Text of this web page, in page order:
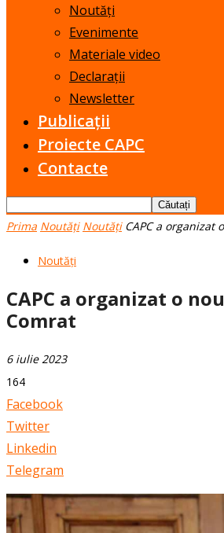
Noutăți
Evenimente
Materiale video
Declarații
Newsletter
Publicații
Proiecte CAPC
Contacte
Prima Noutăți Noutăți CAPC a
Noutăți
CAPC a organizat o
Comrat
6 iulie 2023
164
Facebook
Twitter
Linkedin
Telegram